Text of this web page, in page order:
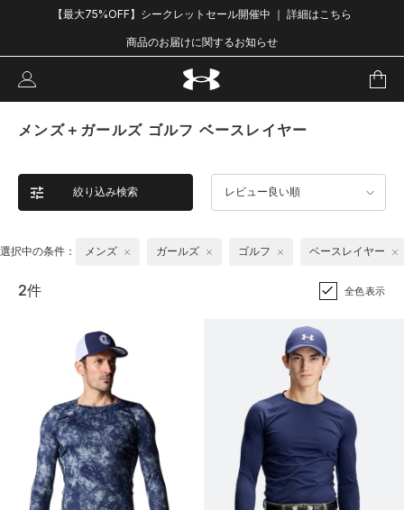
【最大75%OFF】シークレットセール開催中 ｜ 詳細はこちら
商品のお届けに関するお知らせ
メンズ＋ガールズ ゴルフ ベースレイヤー
絞り込み検索 レビュー良い順
選択中の条件： メンズ ガールズ ゴルフ ベースレイヤー
2件 全色表示